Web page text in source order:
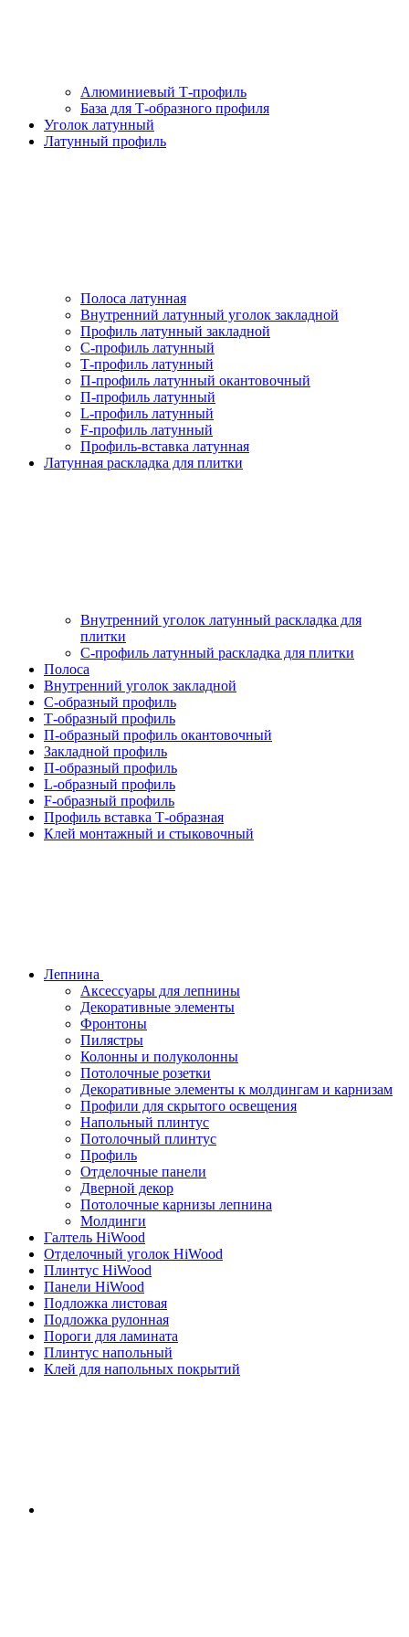
Алюминиевый Т-профиль
База для Т-образного профиля
Уголок латунный
Латунный профиль
Полоса латунная
Внутренний латунный уголок закладной
Профиль латунный закладной
С-профиль латунный
Т-профиль латунный
П-профиль латунный окантовочный
П-профиль латунный
L-профиль латунный
F-профиль латунный
Профиль-вставка латунная
Латунная раскладка для плитки
Внутренний уголок латунный раскладка для
плитки
С-профиль латунный раскладка для плитки
Полоса
Внутренний уголок закладной
С-образный профиль
Т-образный профиль
П-образный профиль окантовочный
Закладной профиль
П-образный профиль
L-образный профиль
F-образный профиль
Профиль вставка Т-образная
Клей монтажный и стыковочный
Лепнина
Аксессуары для лепнины
Декоративные элементы
Фронтоны
Пилястры
Колонны и полуколонны
Потолочные розетки
Декоративные элементы к молдингам и карнизам
Профили для скрытого освещения
Напольный плинтус
Потолочный плинтус
Профиль
Отделочные панели
Дверной декор
Потолочные карнизы лепнина
Молдинги
Галтель HiWood
Отделочный уголок HiWood
Плинтус HiWood
Панели HiWood
Подложка листовая
Подложка рулонная
Пороги для ламината
Плинтус напольный
Клей для напольных покрытий